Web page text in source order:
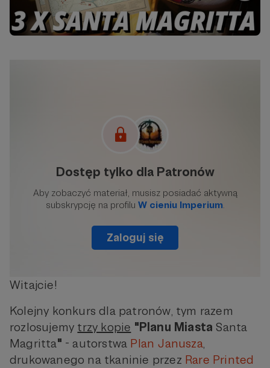
Witajcie!
Kolejny konkurs dla patronów, tym razem
rozlosujemy trzy kopie "Planu MiastaSanta
Magritta" - autorstwa Plan Janusza,
drukowanego na tkaninie przez Rare Printed